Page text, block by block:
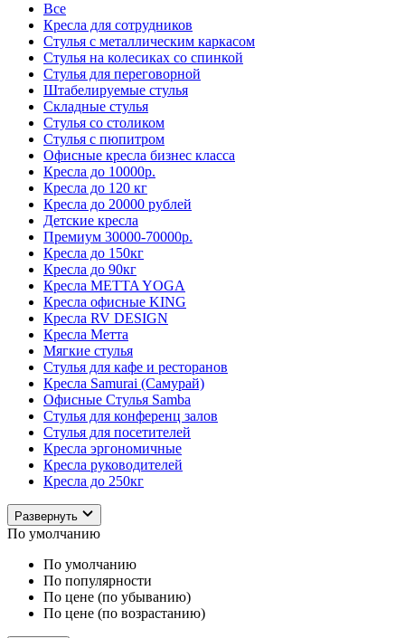
Все
Кресла для сотрудников
Стулья с металлическим каркасом
Стулья на колесиках со спинкой
Стулья для переговорной
Штабелируемые стулья
Складные стулья
Стулья со столиком
Стулья с пюпитром
Офисные кресла бизнес класса
Кресла до 10000р.
Кресла до 120 кг
Кресла до 20000 рублей
Детские кресла
Премиум 30000-70000р.
Кресла до 150кг
Кресла до 90кг
Кресла METTA YOGA
Кресла офисные KING
Кресла RV DESIGN
Кресла Метта
Мягкие стулья
Стулья для кафе и ресторанов
Кресла Samurai (Самурай)
Офисные Стулья Samba
Стулья для конференц залов
Стулья для посетителей
Кресла эргономичные
Кресла руководителей
Кресла до 250кг
Развернуть
По умолчанию
По умолчанию
По популярности
По цене (по убыванию)
По цене (по возрастанию)